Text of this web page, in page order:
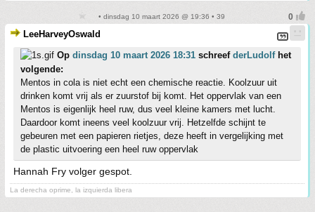
• dinsdag 10 maart 2026 @ 19:36 • 39
LeeHarveyOswald
Op dinsdag 10 maart 2026 18:31 schreef derLudolfhet
volgende:
Mentos in cola is niet echt een chemische reactie. Koolzuur uit
drinken komt vrij als er zuurstof bij komt. Het oppervlak van een
Mentos is eigenlijk heel ruw, dus veel kleine kamers met lucht.
Daardoor komt ineens veel koolzuur vrij. Hetzelfde schijnt te
gebeuren met een papieren rietjes, deze heeft in vergelijking met
de plastic uitvoering een heel ruw oppervlak
Hannah Fry volger gespot.
La derecha oprime, la izquierda libera